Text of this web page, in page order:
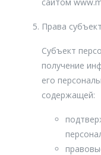
Права
Субъект
получение
его
содержащей: